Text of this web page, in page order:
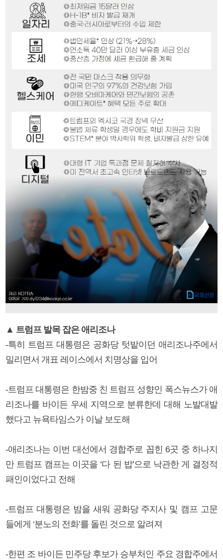
▲ 트럼프 발목 잡은 애리조나
-특히 트럼프 대통령은 공화당 텃밭이던 애리조나주에서
밀리면서 개표 레이스에서 치명상을 입어
-트럼프 대통령은 한밤중 친 트럼프 성향인 폭스뉴스가 애
리조나를 바이든 우세 지역으로 분류한데 대해 노발대발
했다고 뉴욕타임스가 이날 보도해
-애리조나는 이번 대선에서 경합주로 꼽힌 6곳 중 하나지
만 트럼프 캠프는 이곳을 ‘다 된 밥’으로 낙관한 게 결정적
패인이었다고 전해
-트럼프 대통령은 밤을 새워 공화당 주지사 및 캠프 고문
들에게 ‘분노의 전화’를 돌린 것으로 알려져
-한편 조 바이든 민주당 후보가 승부처인 주요 경합주에서